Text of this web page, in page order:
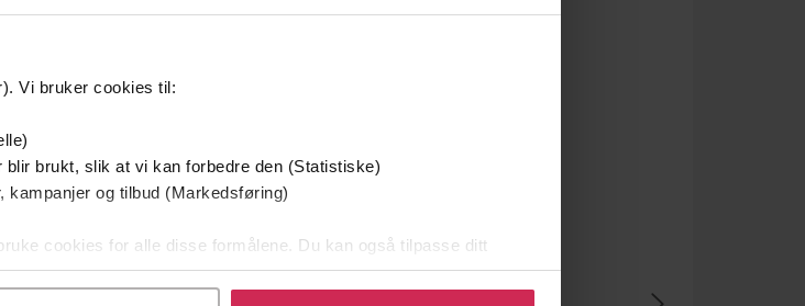
Vi bruker cookies til:
brukt, slik at vi kan forbedre den (Statistiske)
og tilbud (Markedsføring)
cookies for alle disse formålene. Du kan også tilpasse ditt
Du kan når som helst trekke tilbake eller endre ditt samtykke.